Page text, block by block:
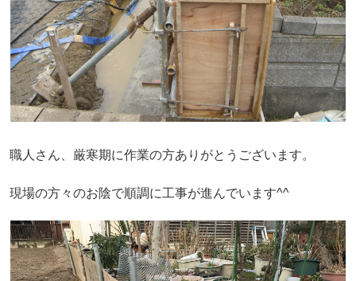
職人さん、厳寒期に作業の方ありがとうございます。
現場の方々のお陰で順調に工事が進んでいます^^